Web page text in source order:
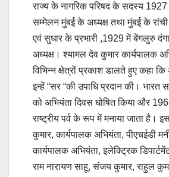
राज्य के नागरिक परिषद के सदस्य 1927
सम्मेलन मुंबई के अध्यक्ष तथा मुंबई के
एवं सुधार के प्रभारी ,1929 में बेंगलुरु
अध्यक्ष। श्यामल देव कुमार कार्यपालक
विभिन्न क्षेत्रों प्रकाश डालते हुए कहा
इन्हें “सर “की उपाधि प्रदान की। भारत
को अभियंता दिवस घोषित किया और
राष्ट्रीय पर्व के रूप में मनाया जाता है।
कुमार, कार्यपालक अभियंता, पीएचईडी
कार्यपालक अभियंता, इलेक्ट्रिक
राम नारायण साहू, संजय कुमार, राहुल